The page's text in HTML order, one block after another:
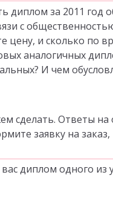
диплом за 2011 год
с
цену, и сколько по
аналогичных
И чем
сделать. Ответы
заявку на
диплом одного